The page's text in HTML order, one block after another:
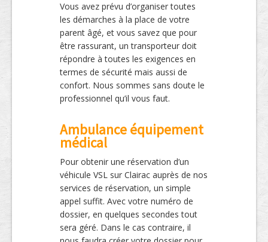
Vous avez prévu d’organiser toutes
les démarches à la place de votre
parent âgé, et vous savez que pour
être rassurant, un transporteur doit
répondre à toutes les exigences en
termes de sécurité mais aussi de
confort. Nous sommes sans doute le
professionnel qu’il vous faut.
Ambulance équipement
médical
Pour obtenir une réservation d’un
véhicule VSL sur Clairac auprès de nos
services de réservation, un simple
appel suffit. Avec votre numéro de
dossier, en quelques secondes tout
sera géré. Dans le cas contraire, il